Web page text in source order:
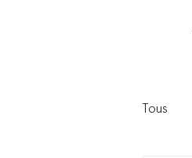
Tous